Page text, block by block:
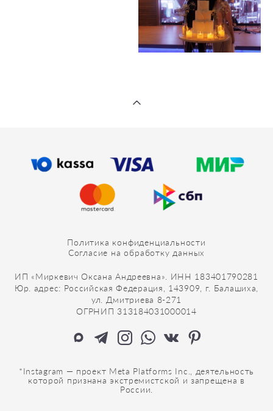
Политика конфиденциальности
Согласие на обработку данных
ИП «Миркевич Оксана Андреевна». ИНН 183401790281
Юр. адрес: Российская Федерация, 143909, г. Балашиха,
ул. Дмитриева 8-271
ОГРНИП 313184031000014
*Instagram — проект Meta Platforms Inc., деятельность
которой признана экстремистской и запрещена в
России.